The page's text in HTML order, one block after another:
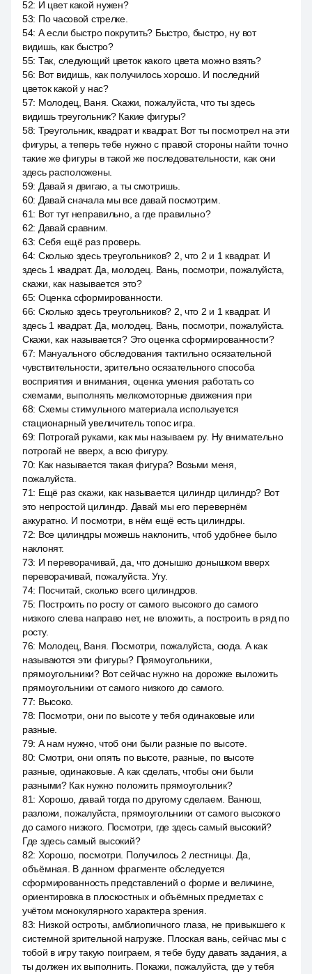
52: И цвет какой нужен?
53: По часовой стрелке.
54: А если быстро покрутить? Быстро, быстро, ну вот
видишь, как быстро?
55: Так, следующий цветок какого цвета можно взять?
56: Вот видишь, как получилось хорошо. И последний
цветок какой у нас?
57: Молодец, Ваня. Скажи, пожалуйста, что ты здесь
видишь треугольник? Какие фигуры?
58: Треугольник, квадрат и квадрат. Вот ты посмотрел на эти
фигуры, а теперь тебе нужно с правой стороны найти точно
такие же фигуры в такой же последовательности, как они
здесь расположены.
59: Давай я двигаю, а ты смотришь.
60: Давай сначала мы все давай посмотрим.
61: Вот тут неправильно, а где правильно?
62: Давай сравним.
63: Себя ещё раз проверь.
64: Сколько здесь треугольников? 2, что 2 и 1 квадрат. И
здесь 1 квадрат. Да, молодец. Вань, посмотри, пожалуйста,
скажи, как называется это?
65: Оценка сформированности.
66: Сколько здесь треугольников? 2, что 2 и 1 квадрат. И
здесь 1 квадрат. Да, молодец. Вань, посмотри, пожалуйста.
Скажи, как называется? Это оценка сформированности?
67: Мануального обследования тактильно осязательной
чувствительности, зрительно осязательного способа
восприятия и внимания, оценка умения работать со
схемами, выполнять мелкомоторные движения при
68: Схемы стимульного материала используется
стационарный увеличитель топос игра.
69: Потрогай руками, как мы называем ру. Ну внимательно
потрогай не вверх, а всю фигуру.
70: Как называется такая фигура? Возьми меня,
пожалуйста.
71: Ещё раз скажи, как называется цилиндр цилиндр? Вот
это непростой цилиндр. Давай мы его перевернём
аккуратно. И посмотри, в нём ещё есть цилиндры.
72: Все цилиндры можешь наклонить, чтоб удобнее было
наклонят.
73: И переворачивай, да, что донышко донышком вверх
переворачивай, пожалуйста. Угу.
74: Посчитай, сколько всего цилиндров.
75: Построить по росту от самого высокого до самого
низкого слева направо нет, не вложить, а построить в ряд по
росту.
76: Молодец, Ваня. Посмотри, пожалуйста, сюда. А как
называются эти фигуры? Прямоугольники,
прямоугольники? Вот сейчас нужно на дорожке выложить
прямоугольники от самого низкого до самого.
77: Высоко.
78: Посмотри, они по высоте у тебя одинаковые или
разные.
79: А нам нужно, чтоб они были разные по высоте.
80: Смотри, они опять по высоте, разные, по высоте
разные, одинаковые. А как сделать, чтобы они были
разными? Как нужно положить прямоугольник?
81: Хорошо, давай тогда по другому сделаем. Ванюш,
разложи, пожалуйста, прямоугольники от самого высокого
до самого низкого. Посмотри, где здесь самый высокий?
Где здесь самый высокий?
82: Хорошо, посмотри. Получилось 2 лестницы. Да,
объёмная. В данном фрагменте обследуется
сформированность представлений о форме и величине,
ориентировка в плоскостных и объёмных предметах с
учётом монокулярного характера зрения.
83: Низкой остроты, амблиопичного глаза, не привыкшего к
системной зрительной нагрузке. Плоская вань, сейчас мы с
тобой в игру такую поиграем, я тебе буду давать задания, а
ты должен их выполнить. Покажи, пожалуйста, где у тебя